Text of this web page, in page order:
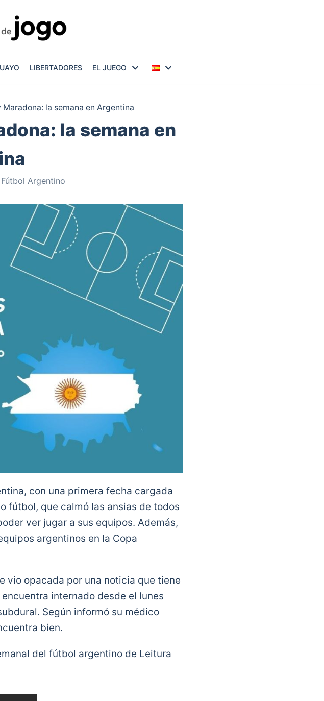
LIBERTADORES EL JUEGO
la semana en Argentina
la semana en
Fútbol Argentino
con una primera fecha cargada
fútbol, que calmó las ansias de todos
ver jugar a sus equipos. Además,
argentinos en la Copa
vio opacada por una noticia que tiene
internado desde el lunes
Según informó su médico
bien.
del fútbol argentino de Leitura